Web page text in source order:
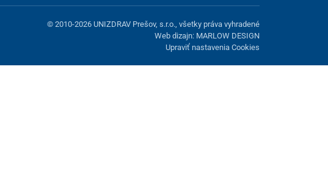
© 2010-2026 UNIZDRAV Prešov, s.r.o., všetky práva vyhradené
Web dizajn: MARLOW DESIGN
Upraviť nastavenia Cookies